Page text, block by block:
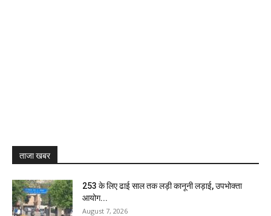
ताजा खबर
₹253 के लिए ढाई साल तक लड़ी कानूनी लड़ाई, उपभोक्ता
आयोग...
August 7, 2026